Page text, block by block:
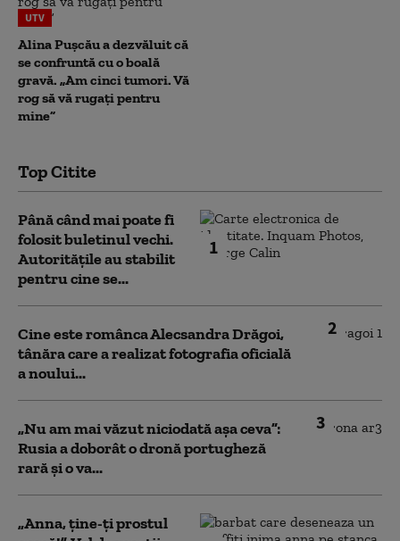
UTV
Alina Pușcău a dezvăluit că
se confruntă cu o boală
gravă. „Am cinci tumori. Vă
rog să vă rugați pentru
mine”
Top Citite
1
Până când mai poate fi
folosit buletinul vechi.
Autoritățile au stabilit
pentru cine se...
2
Cine este românca Alecsandra Drăgoi,
tânăra care a realizat fotografia oficială
a noului...
3
„Nu am mai văzut niciodată așa ceva”:
Rusia a doborât o dronă portugheză
rară și o va...
„Anna, ţine-ţi prostul